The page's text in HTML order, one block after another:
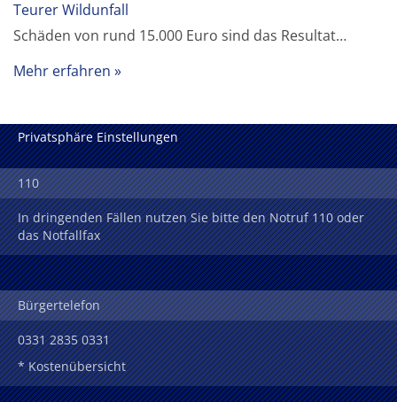
Teurer Wildunfall
Schäden von rund 15.000 Euro sind das Resultat…
Mehr erfahren
Privatsphäre Einstellungen
110
In dringenden Fällen nutzen Sie bitte den Notruf 110 oder
das Notfallfax
Bürgertelefon
0331 2835 0331
* Kostenübersicht